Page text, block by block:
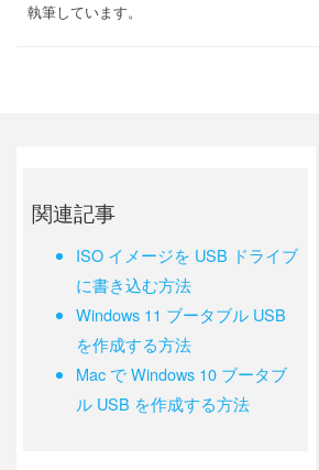
執筆しています。
関連記事
ISO イメージを USB ドライブ
に書き込む方法
Windows 11 ブータブル USB
を作成する方法
Mac で Windows 10 ブータブ
ル USB を作成する方法